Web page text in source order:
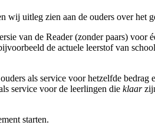
uitleg zien aan de ouders over het
van de Reader (zonder paars) voor
de actuele leerstof van
als service voor hetzelfde bedrag
service voor de leerlingen die klaar
starten.